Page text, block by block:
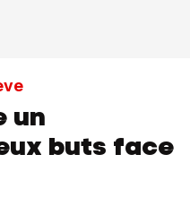
un
buts face